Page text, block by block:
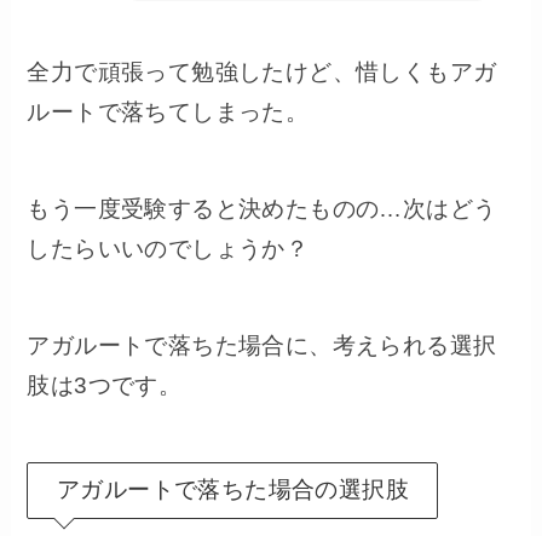
全力で頑張って勉強したけど、惜しくもアガ
ルートで落ちてしまった。
もう一度受験すると決めたものの…次はどう
したらいいのでしょうか？
アガルートで落ちた場合に、考えられる選択
肢は3つです。
アガルートで落ちた場合の選択肢